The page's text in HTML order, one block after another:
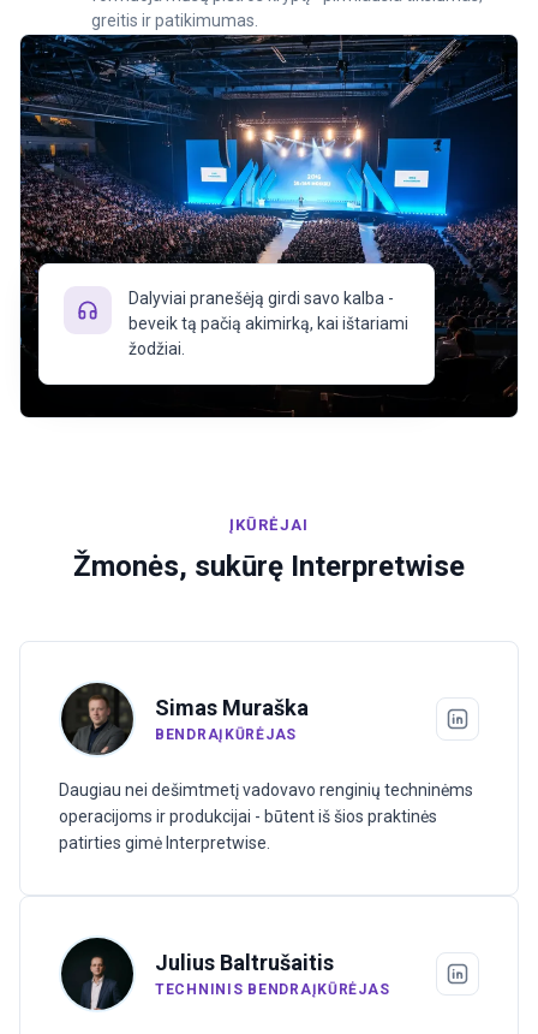
greitis ir patikimumas.
Dalyviai pranešėją girdi savo kalba -
beveik tą pačią akimirką, kai ištariami
žodžiai.
ĮKŪRĖJAI
Žmonės, sukūrę Interpretwise
Simas Muraška
BENDRAĮKŪRĖJAS
Daugiau nei dešimtmetį vadovavo renginių techninėms
operacijoms ir produkcijai - būtent iš šios praktinės
patirties gimė Interpretwise.
Julius Baltrušaitis
TECHNINIS BENDRAĮKŪRĖJAS